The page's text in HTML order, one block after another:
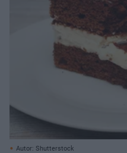
Autor: Shutterstock